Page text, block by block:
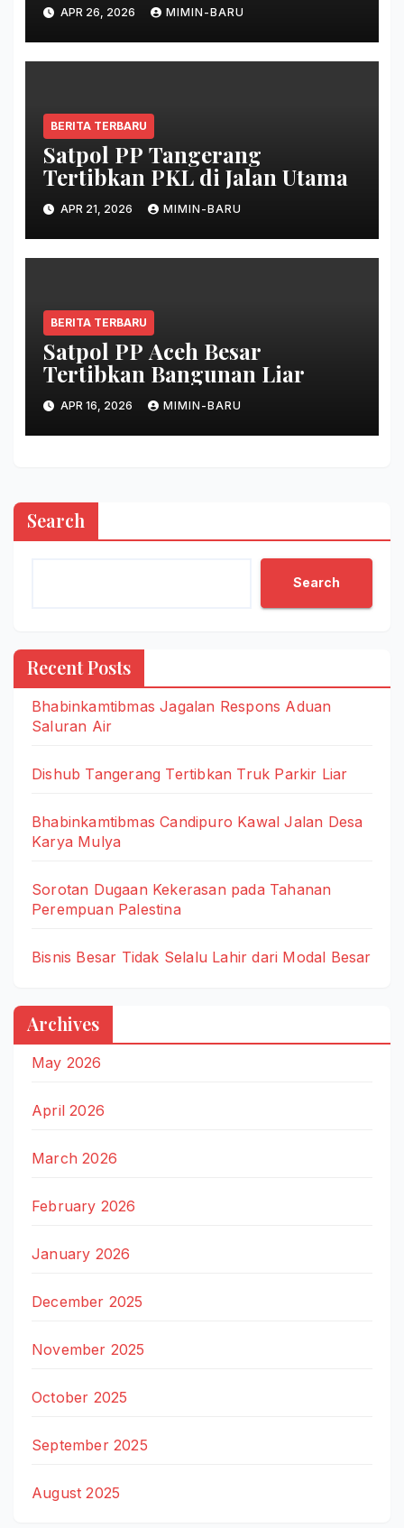
APR 26, 2026 MIMIN-BARU
BERITA TERBARU
Satpol PP Tangerang
Tertibkan PKL di Jalan Utama
APR 21, 2026 MIMIN-BARU
BERITA TERBARU
Satpol PP Aceh Besar
Tertibkan Bangunan Liar
APR 16, 2026 MIMIN-BARU
Search
Search
Recent Posts
Bhabinkamtibmas Jagalan Respons Aduan
Saluran Air
Dishub Tangerang Tertibkan Truk Parkir Liar
Bhabinkamtibmas Candipuro Kawal Jalan Desa
Karya Mulya
Sorotan Dugaan Kekerasan pada Tahanan
Perempuan Palestina
Bisnis Besar Tidak Selalu Lahir dari Modal Besar
Archives
May 2026
April 2026
March 2026
February 2026
January 2026
December 2025
November 2025
October 2025
September 2025
August 2025